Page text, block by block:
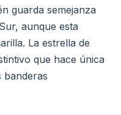
guarda semejanza
aunque esta
La estrella de
que hace única
banderas